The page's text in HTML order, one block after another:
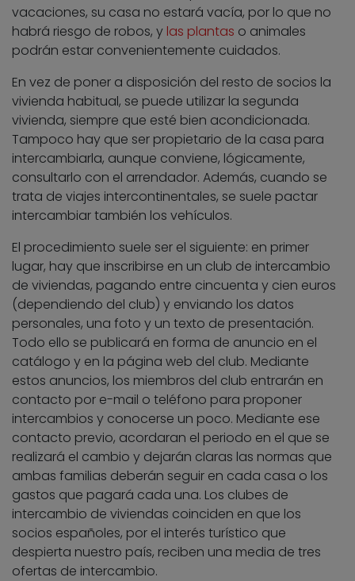
vacaciones, su casa no estará vacía, por lo que no
habrá riesgo de robos, y las plantas o animales
podrán estar convenientemente cuidados.
En vez de poner a disposición del resto de socios la
vivienda habitual, se puede utilizar la segunda
vivienda, siempre que esté bien acondicionada.
Tampoco hay que ser propietario de la casa para
intercambiarla, aunque conviene, lógicamente,
consultarlo con el arrendador. Además, cuando se
trata de viajes intercontinentales, se suele pactar
intercambiar también los vehículos.
El procedimiento suele ser el siguiente: en primer
lugar, hay que inscribirse en un club de intercambio
de viviendas, pagando entre cincuenta y cien euros
(dependiendo del club) y enviando los datos
personales, una foto y un texto de presentación.
Todo ello se publicará en forma de anuncio en el
catálogo y en la página web del club. Mediante
estos anuncios, los miembros del club entrarán en
contacto por e-mail o teléfono para proponer
intercambios y conocerse un poco. Mediante ese
contacto previo, acordaran el periodo en el que se
realizará el cambio y dejarán claras las normas que
ambas familias deberán seguir en cada casa o los
gastos que pagará cada una. Los clubes de
intercambio de viviendas coinciden en que los
socios españoles, por el interés turístico que
despierta nuestro país, reciben una media de tres
ofertas de intercambio.